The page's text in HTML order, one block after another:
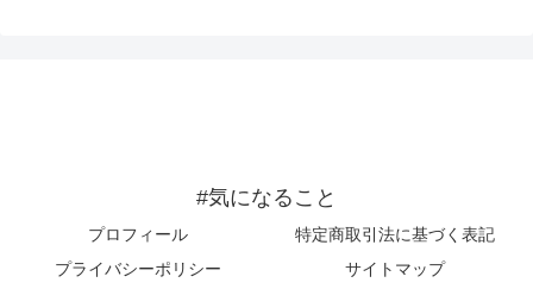
#気になること
プロフィール
特定商取引法に基づく表記
プライバシーポリシー
サイトマップ